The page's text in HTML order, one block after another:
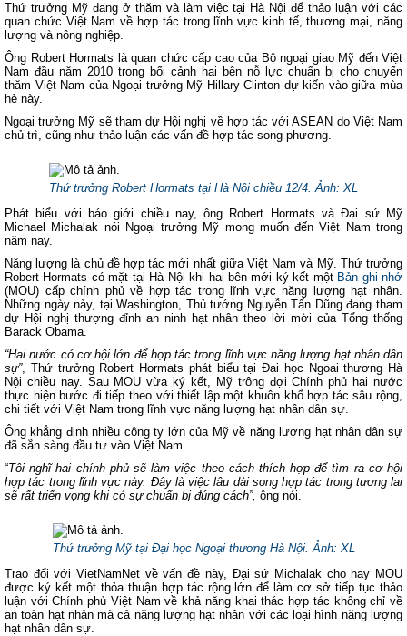
Thứ trưởng Mỹ đang ở thăm và làm việc tại Hà Nội để thảo luận với các
quan chức Việt Nam về hợp tác trong lĩnh vực kinh tế, thương mại, năng
lượng và nông nghiệp.
Ông Robert Hormats là quan chức cấp cao của Bộ ngoại giao Mỹ đến Việt
Nam đầu năm 2010 trong bối cảnh hai bên nỗ lực chuẩn bị cho chuyến
thăm Việt Nam của Ngoại trưởng Mỹ Hillary Clinton dự kiến vào giữa mùa
hè này.
Ngoại trưởng Mỹ sẽ tham dự Hội nghị về hợp tác với ASEAN do Việt Nam
chủ trì, cũng như thảo luận các vấn đề hợp tác song phương.
Thứ trưởng Robert Hormats tại Hà Nội chiều 12/4.Ảnh: XL
Phát biểu với báo giới chiều nay, ông Robert Hormats và Đại sứ Mỹ
Michael Michalak nói Ngoại trưởng Mỹ mong muốn đến Việt Nam trong
năm nay.
Năng lượng là chủ đề hợp tác mới nhất giữa Việt Nam và Mỹ. Thứ trưởng
Robert Hormats có mặt tại Hà Nội khi hai bên mới ký kết một Bản ghi nhớ
(MOU) cấp chính phủ về hợp tác trong lĩnh vực năng lượng hạt nhân.
Những ngày này, tại Washington, Thủ tướng Nguyễn Tấn Dũng đang tham
dự Hội nghị thượng đỉnh an ninh hạt nhân theo lời mời của Tổng thống
Barack Obama.
“Hai nước có cơ hội lớn để hợp tác trong lĩnh vực năng lượng hạt nhân dân
sự”, Thứ trưởng Robert Hormats phát biểu tại Đại học Ngoại thương Hà
Nội chiều nay. Sau MOU vừa ký kết, Mỹ trông đợi Chính phủ hai nước
thực hiện bước đi tiếp theo với thiết lập một khuôn khổ hợp tác sâu rộng,
chi tiết với Việt Nam trong lĩnh vực năng lượng hạt nhân dân sự.
Ông khẳng định nhiều công ty lớn của Mỹ về năng lượng hạt nhân dân sự
đã sẵn sàng đầu tư vào Việt Nam.
“Tôi nghĩ hai chính phủ sẽ làm việc theo cách thích hợp để tìm ra cơ hội
hợp tác trong lĩnh vực này. Đây là việc lâu dài song hợp tác trong tương lai
sẽ rất triển vọng khi có sự chuẩn bị đúng cách”, ông nói.
Thứ trưởng Mỹ tại Đại học Ngoại thương Hà Nội.Ảnh: XL
Trao đổi với VietNamNet về vấn đề này, Đại sứ Michalak cho hay MOU
được ký kết một thỏa thuận hợp tác rộng lớn để làm cơ sở tiếp tục thảo
luận với Chính phủ Việt Nam về khả năng khai thác hợp tác không chỉ về
an toàn hạt nhân mà cả năng lượng hạt nhân với các loại hình năng lượng
hạt nhân dân sự.